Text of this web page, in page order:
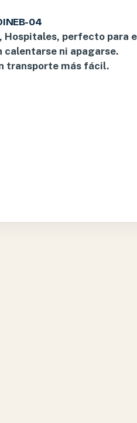
04
Hospitales, perfecto para
calentarse ni apagarse.
transporte más fácil.